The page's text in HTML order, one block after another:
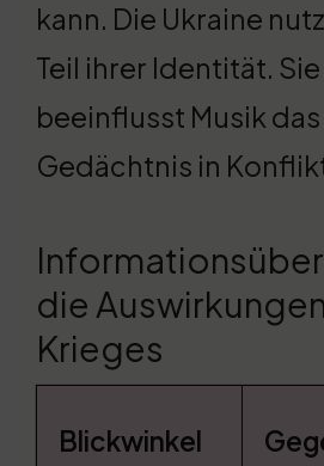
kann. Die Ukraine
Teil ihrer Identität.
beeinflusst Musik
Gedächtnis in
die
Krieges
Blickwinkel